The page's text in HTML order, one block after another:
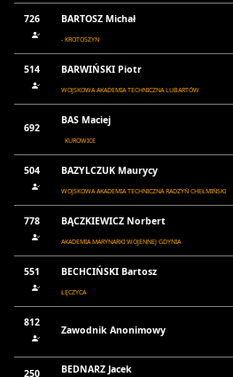
726 BARTOSZ Michał
- KROTOSZYN
514 BARWIŃSKI Piotr
WOJSKOWA AKADEMIA TECHNICZNA LUBARTÓW
692
BAS Maciej
KUROWICE
504 BAZYLCZUK Maurycy
WOJSKOWA AKADEMIA TECHNICZNA RADZYŃ CHEŁMIŃSKI
778 BĄCZKIEWICZ Norbert
AKADEMIA MARYNARKI WOJENNEJ GDYNIA
551 BECHCIŃSKI Bartosz
ŁĘCZYCA
812
Zawodnik Anonimowy
250 BEDNARZ Jacek